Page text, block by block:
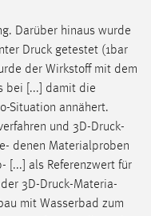
Darüber hinaus wurde
Druck getestet (1bar
der Wirkstoff mit dem
bei [...] damit die
Situation annähert.
und 3D-Druck-
denen Materialproben
[...] als Referenzwert für
3D-Druck-Materia-
mit Wasserbad zum